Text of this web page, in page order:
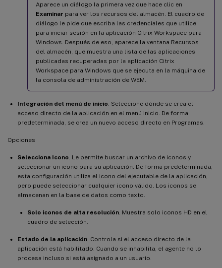
Aparece un diálogo la primera vez que hace clic en
Examinar para ver los recursos del almacén. El cuadro de
diálogo le pide que escriba las credenciales que utilice
para iniciar sesión en la aplicación Citrix Workspace para
Windows. Después de eso, aparece la ventana Recursos
del almacén, que muestra una lista de las aplicaciones
publicadas recuperadas por la aplicación Citrix
Workspace para Windows que se ejecuta en la máquina de
la consola de administración de WEM.
Integración del menú de inicio . Seleccione dónde se crea el
acceso directo de la aplicación en el menú Inicio. De forma
predeterminada, se crea un nuevo acceso directo en Programas.
Opciones
Selecciona Icono . Le permite buscar un archivo de iconos y
seleccionar un icono para su aplicación. De forma predeterminada,
esta configuración utiliza el icono del ejecutable de la aplicación,
pero puede seleccionar cualquier icono válido. Los iconos se
almacenan en la base de datos como texto.
Solo iconos de alta resolución . Muestra solo iconos HD en el
cuadro de selección.
Estado de la aplicación . Controla si el acceso directo de la
aplicación está habilitado. Cuando se inhabilita, el agente no lo
procesa incluso si está asignado a un usuario.